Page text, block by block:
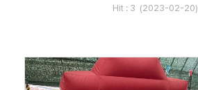
Hit : 3 (2023-02-20)